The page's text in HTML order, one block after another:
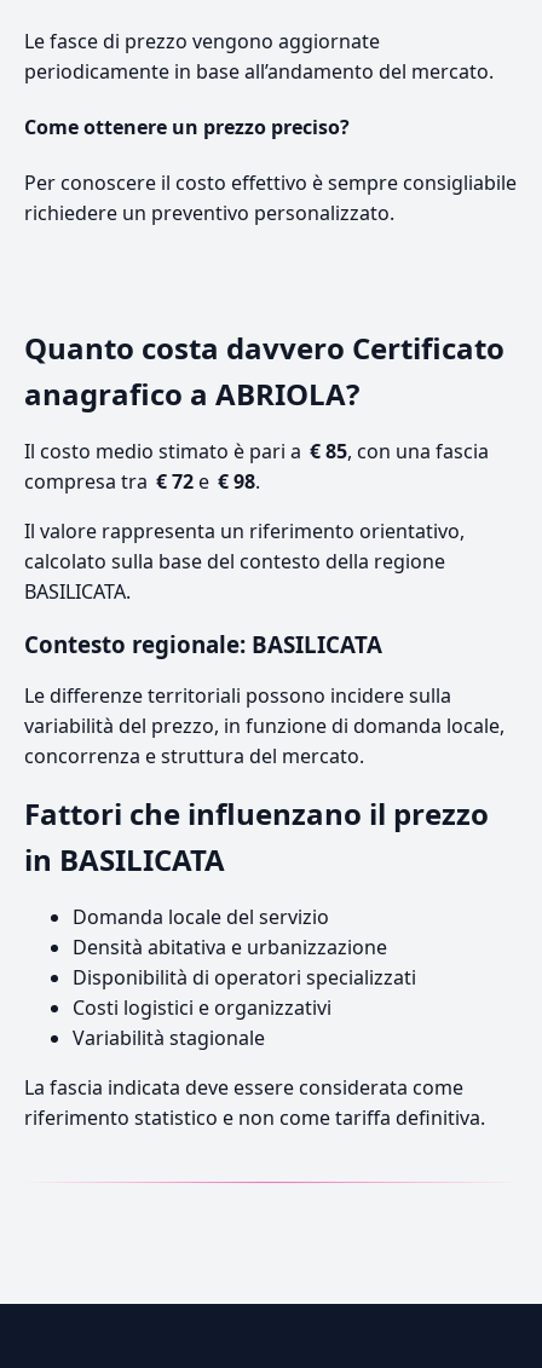
Le fasce di prezzo vengono aggiornate
periodicamente in base all’andamento del mercato.
Come ottenere un prezzo preciso?
Per conoscere il costo effettivo è sempre consigliabile
richiedere un preventivo personalizzato.
Quanto costa davvero Certificato
anagrafico a ABRIOLA?
Il costo medio stimato è pari a € 85, con una fascia
compresa tra € 72e € 98.
Il valore rappresenta un riferimento orientativo,
calcolato sulla base del contesto della regione
BASILICATA.
Contesto regionale: BASILICATA
Le differenze territoriali possono incidere sulla
variabilità del prezzo, in funzione di domanda locale,
concorrenza e struttura del mercato.
Fattori che influenzano il prezzo
in BASILICATA
Domanda locale del servizio
Densità abitativa e urbanizzazione
Disponibilità di operatori specializzati
Costi logistici e organizzativi
Variabilità stagionale
La fascia indicata deve essere considerata come
riferimento statistico e non come tariffa definitiva.